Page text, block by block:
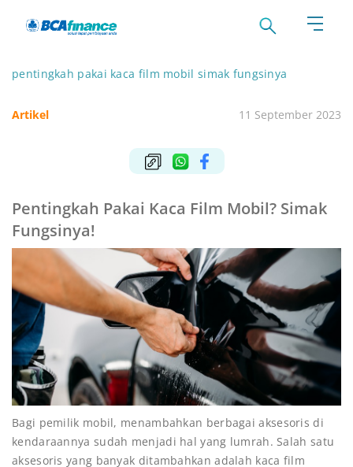
pentingkah pakai kaca film mobil simak fungsinya
Artikel 11 September 2023
Pentingkah Pakai Kaca Film Mobil? Simak
Fungsinya!
Bagi pemilik mobil, menambahkan berbagai aksesoris di
kendaraannya sudah menjadi hal yang lumrah. Salah satu
aksesoris yang banyak ditambahkan adalah kaca film